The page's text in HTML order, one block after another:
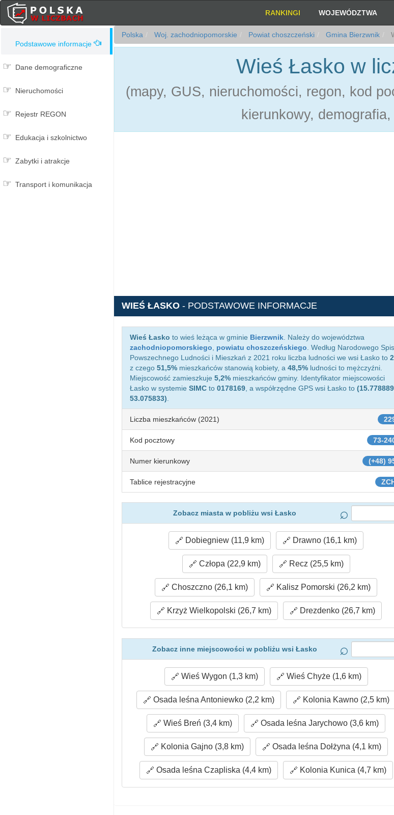
RANKINGI WOJEWÓDZTWA
Podstawowe informacje
Dane demograficzne
Nieruchomości
Rejestr REGON
Edukacja i szkolnictwo
Zabytki i atrakcje
Transport i komunikacja
Polska Woj. zachodniopomorskie Powiat choszczeński Gmina Bierzwnik
Wieś Łasko w
(mapy, GUS, nieruchomości, regon, kod
kierunkowy,
WIEŚ ŁASKO - PODSTAWOWE INFORMACJE
Wieś Łasko to wieś leżąca w gminie Bierzwnik . Należy do województwa
zachodniopomorskiego
powiatu choszczeńskiego . Według Narodowego
Powszechnego Ludności i Mieszkań z 2021 roku liczba ludności we wsi Łasko to
z czego 51,5% mieszkańców stanowią kobiety, a 48,5% ludności to mężczyźni.
Miejscowość zamieszkuje 5,2% mieszkańców gminy. Identyfikator miejscowości
Łasko w systemie SIMC to 0178169 , a współrzędne GPS wsi Łasko to
53.075833)
Liczba mieszkańców (2021)
73-
Kod pocztowy
(+48)
Numer kierunkowy
Tablice rejestracyjne
Zobacz miasta w pobliżu wsi Łasko
Dobiegniew (11,9 km) Drawno (16,1 km)
Człopa (22,9 km) Recz (25,5 km)
Choszczno (26,1 km) Kalisz Pomorski (26,2 km)
Krzyż Wielkopolski (26,7 km) Drezdenko (26,7 km)
Zobacz inne miejscowości w pobliżu wsi Łasko
Wieś Wygon (1,3 km) Wieś Chyże (1,6 km)
Osada leśna Antoniewko (2,2 km) Kolonia Kawno (2,5 km)
Wieś Breń (3,4 km) Osada leśna Jarychowo (3,6 km)
Kolonia Gajno (3,8 km) Osada leśna Dołżyna (4,1 km)
Osada leśna Czapliska (4,4 km) Kolonia Kunica (4,7 km)